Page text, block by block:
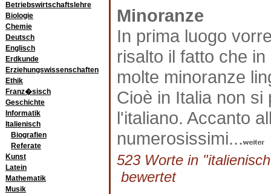
Betriebswirtschaftslehre
Biologie
Chemie
Deutsch
Englisch
Erdkunde
Erziehungswissenschaften
Ethik
Franz�sisch
Geschichte
Informatik
Italienisch
Biografien
Referate
Kunst
Latein
Mathematik
Musik
Minoranze
In prima luogo
risalto il fatto che
molte minoranze
Cioè in Italia non si
l'italiano. Accanto
numerosissimi...
523 Worte in
bewertet